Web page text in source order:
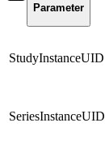
Parameter
StudyInstanceUID
SeriesInstanceUID